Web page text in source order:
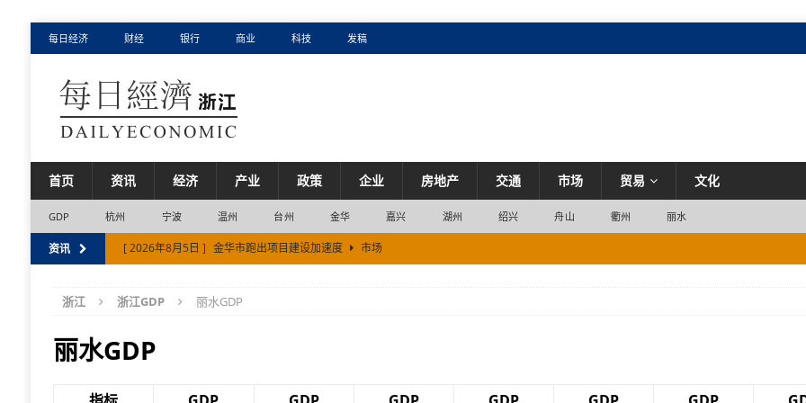
每日经济 财经 银行 商业 科技 发稿
首页 资讯 经济 产业 政策 企业 房地产 交通 市场 贸易 文化
GDP 杭州 宁波 温州 台州 金华 嘉兴 湖州 绍兴 舟山 衢州 丽水
资讯 [ 2026年8月5日 ] 金华市跑出项目建设加速度 市场
[ 2026年8月5日 ] 抖音生活服务启动“心动目的地·来湖州嗨一夏”活动，助力湖州暑期文旅消费
[ 2026年8月7日 ] 上半年浙江省进出口同比增长8.6%
[ 2026年8月6日 ]
浙江 浙江GDP 丽水GDP
丽水GDP